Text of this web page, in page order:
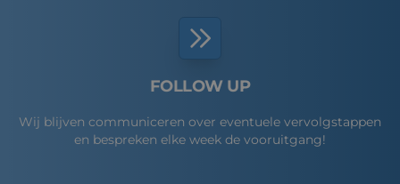
FOLLOW UP
Wij blijven communiceren over eventuele vervolgstappen
en bespreken elke week de vooruitgang!